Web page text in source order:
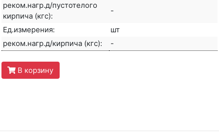
реком.нагр.д/пустотелого
кирпича (кгс):
-
Ед.измерения:
шт
реком.нагр.д/кирпича (кгс):
-
В корзину